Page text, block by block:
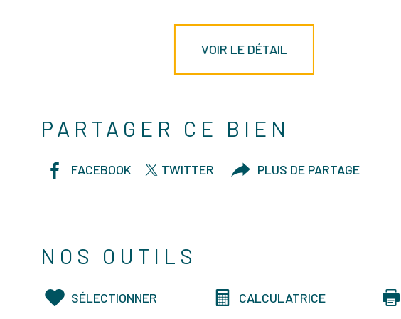
VOIR LE DÉTAIL
PARTAGER CE BIEN
FACEBOOK TWITTER PLUS DE PARTAGE
NOS OUTILS
SÉLECTIONNER CALCULATRICE